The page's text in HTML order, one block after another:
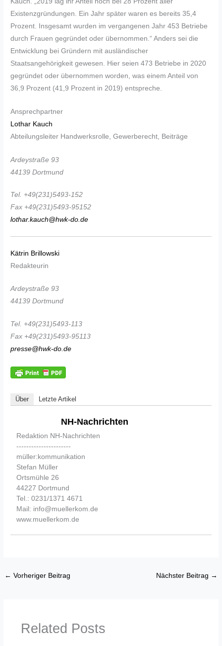
Existenzgründungen. Ein Jahr später waren es bereits 35,4
Prozent. Insgesamt wurden im vergangenen Jahr 453 Betriebe
durch Frauen gegründet oder übernommen.“ Anders sei die
Entwicklung bei Gründern mit ausländischer
Staatsangehörigkeit gewesen. Hier seien 473 Betriebe in 2020
gegründet oder übernommen worden, was einem Anteil von
36,9 Prozent (41,9 Prozent in 2019) entspreche.
Ansprechpartner
Lothar Kauch
Abteilungsleiter Handwerksrolle, Gewerberecht, Beiträge
Ardeystraße 93
44139 Dortmund
Tel. +49(231)5493-152
Fax +49(231)5493-95152
lothar.kauch@hwk-do.de
Kätrin Brillowski
Redakteurin
Ardeystraße 93
44139 Dortmund
Tel. +49(231)5493-113
Fax +49(231)5493-95113
presse@hwk-do.de
Über Letzte Artikel
NH-Nachrichten
Redaktion NH-Nachrichten
----------------------
müller:kommunikation
Stefan Müller
Ortsmühle 26
44227 Dortmund
Tel.: 0231/1371 4671
Mail: info@muellerkom.de
www.muellerkom.de
← Vorheriger Beitrag Nächster Beitrag →
Related Posts